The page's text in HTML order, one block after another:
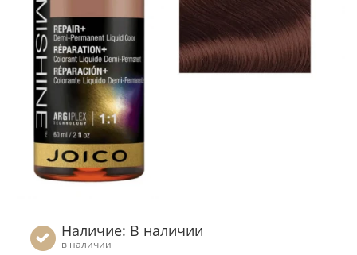
Наличие: В наличии
в наличии